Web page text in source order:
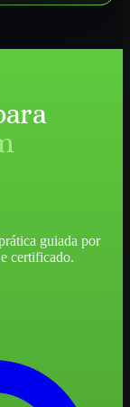
guiada por
certificado.